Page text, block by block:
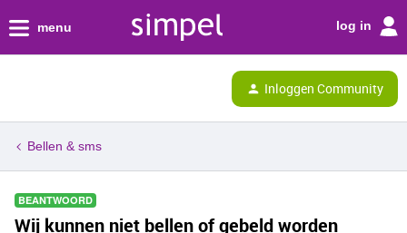
menu log in
Inloggen Community
Bellen & sms
BEANTWOORD
Wij kunnen niet bellen of gebeld worden